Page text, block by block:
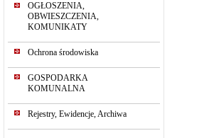
OGŁOSZENIA,
OBWIESZCZENIA,
KOMUNIKATY
Ochrona środowiska
GOSPODARKA
KOMUNALNA
Rejestry, Ewidencje, Archiwa